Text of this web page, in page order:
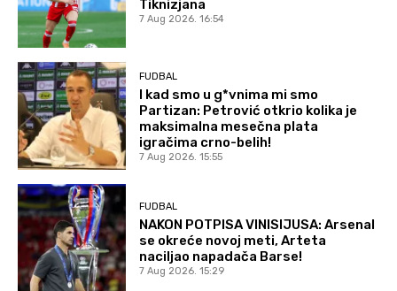
Tiknizjana
7 Aug 2026. 16:54
FUDBAL
I kad smo u g*vnima mi smo
Partizan: Petrović otkrio kolika je
maksimalna mesečna plata
igračima crno-belih!
7 Aug 2026. 15:55
FUDBAL
NAKON POTPISA VINISIJUSA: Arsenal
se okreće novoj meti, Arteta
naciljao napadača Barse!
7 Aug 2026. 15:29